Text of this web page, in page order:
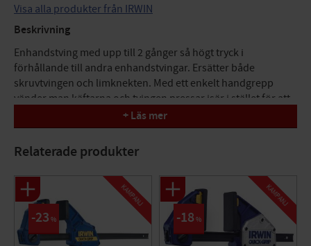
Visa alla produkter från IRWIN
Beskrivning
Enhandstving med upp till 2 gånger så högt tryck i
förhållande till andra enhandstvingar. Ersätter både
skruvtvingen och limknekten. Med ett enkelt handgrepp
vänder man käftarna och tvingen pressar isär i stället för att
pressa samman. Arbetstryck på 250 kg/cm2.
Spännvidd: 1250mm
+ Läs mer
Relaterade produkter
23 %
KAMPANJ
18 %
KAMPANJ